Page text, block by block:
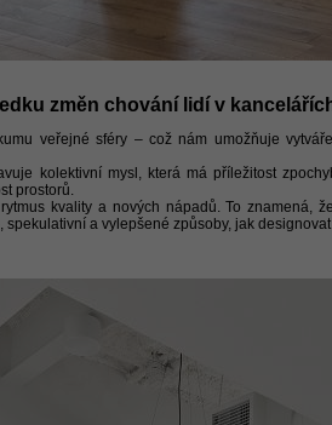
změn chování lidí v
veřejné sféry – což nám umožňuje
kolektivní mysl, která má příležitost
prostorů.
kvality a nových nápadů. To
a vylepšené způsoby, jak